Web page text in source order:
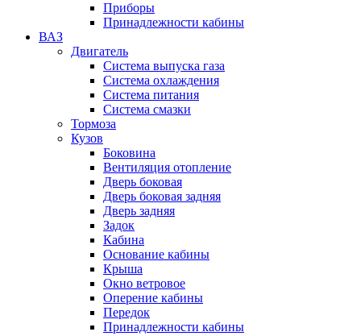
Приборы
Принадлежности кабины
ВАЗ
Двигатель
Система выпуска газа
Система охлаждения
Система питания
Система смазки
Тормоза
Кузов
Боковина
Вентиляция отопление
Дверь боковая
Дверь боковая задняя
Дверь задняя
Задок
Кабина
Основание кабины
Крыша
Окно ветровое
Оперение кабины
Передок
Принадлежности кабины